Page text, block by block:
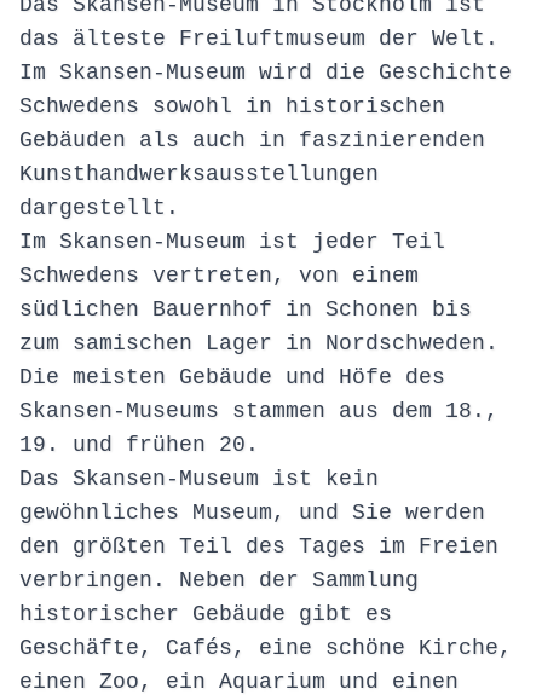
Das Skansen-Museum in Stockholm ist
das älteste Freiluftmuseum der Welt.
Im Skansen-Museum wird die Geschichte
Schwedens sowohl in historischen
Gebäuden als auch in faszinierenden
Kunsthandwerksausstellungen
dargestellt.
Im Skansen-Museum ist jeder Teil
Schwedens vertreten, von einem
südlichen Bauernhof in Schonen bis
zum samischen Lager in Nordschweden.
Die meisten Gebäude und Höfe des
Skansen-Museums stammen aus dem 18.,
19. und frühen 20.
Das Skansen-Museum ist kein
gewöhnliches Museum, und Sie werden
den größten Teil des Tages im Freien
verbringen. Neben der Sammlung
historischer Gebäude gibt es
Geschäfte, Cafés, eine schöne Kirche,
einen Zoo, ein Aquarium und einen